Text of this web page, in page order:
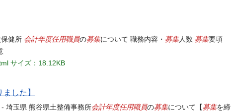
健所 会計年度任用職員の募集について 職務内容・ 募集人数 募集要項
サイズ：18.12KB
した】
埼玉県 熊谷県土整備事務所会計年度任用職員の募集について【 募集を締